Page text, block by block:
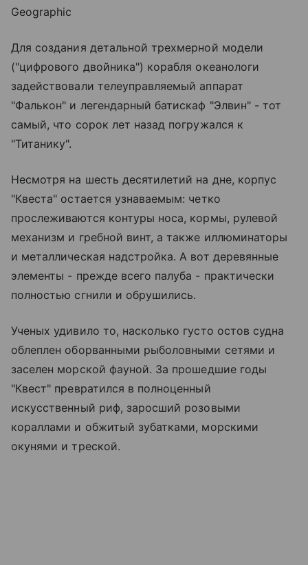
Geographic
Для создания детальной трехмерной модели
("цифрового двойника") корабля океанологи
задействовали телеуправляемый аппарат
"Фалькон" и легендарный батискаф "Элвин" - тот
самый, что сорок лет назад погружался к
"Титанику".
Несмотря на шесть десятилетий на дне, корпус
"Квеста" остается узнаваемым: четко
прослеживаются контуры носа, кормы, рулевой
механизм и гребной винт, а также иллюминаторы
и металлическая надстройка. А вот деревянные
элементы - прежде всего палуба - практически
полностью сгнили и обрушились.
Ученых удивило то, насколько густо остов судна
облеплен оборванными рыболовными сетями и
заселен морской фауной. За прошедшие годы
"Квест" превратился в полноценный
искусственный риф, заросший розовыми
кораллами и обжитый зубатками, морскими
окунями и треской.